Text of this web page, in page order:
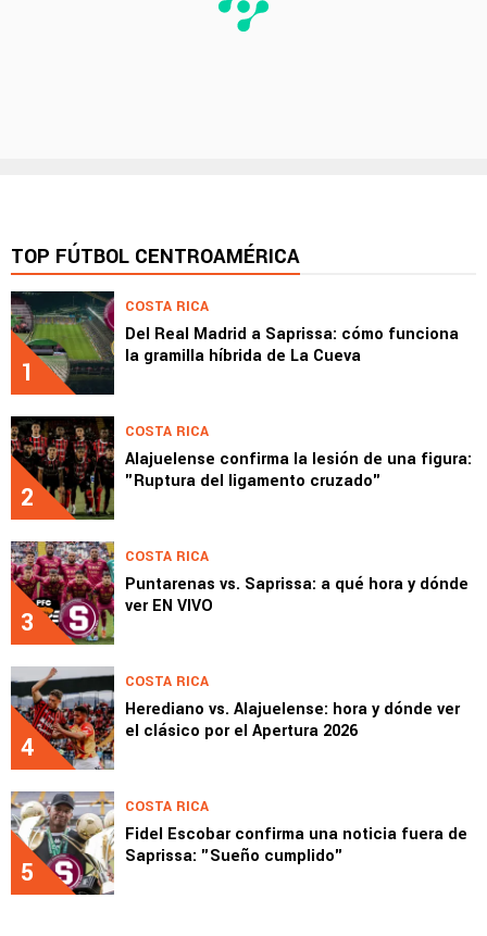
TOP FÚTBOL CENTROAMÉRICA
1
COSTA RICA
Del Real Madrid a Saprissa: cómo funciona
la gramilla híbrida de La Cueva
2
COSTA RICA
Alajuelense confirma la lesión de una figura:
"Ruptura del ligamento cruzado"
3
COSTA RICA
Puntarenas vs. Saprissa: a qué hora y dónde
ver EN VIVO
4
COSTA RICA
Herediano vs. Alajuelense: hora y dónde ver
el clásico por el Apertura 2026
5
COSTA RICA
Fidel Escobar confirma una noticia fuera de
Saprissa: "Sueño cumplido"